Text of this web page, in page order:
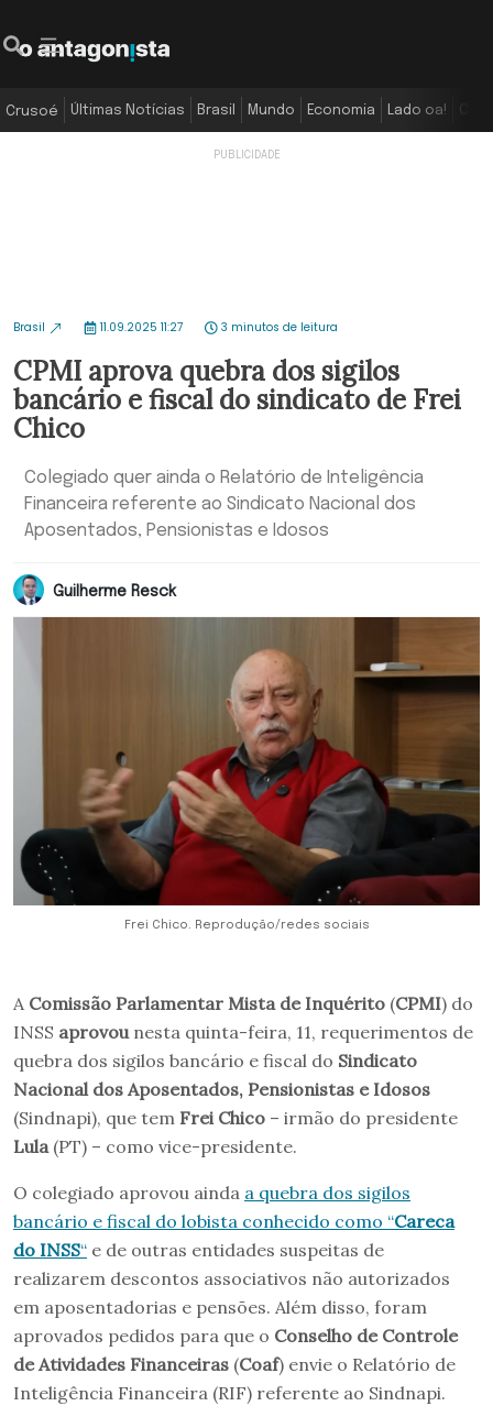
Crusoé Últimas Notícias Brasil Mundo Economia Lado oa!
Brasil 11.09.2025 11:27 3 minutos de leitura
CPMI aprova quebra dos sigilos
bancário e fiscal do sindicato de Frei
Chico
Colegiado quer ainda o Relatório de Inteligência
Financeira referente ao Sindicato Nacional dos
Aposentados, Pensionistas e Idosos
Guilherme Resck
Frei Chico. Reprodução/redes sociais
A Comissão Parlamentar Mista de Inquérito (CPMI) do
INSS aprovounesta quinta-feira, 11, requerimentos de
quebra dos sigilos bancário e fiscal do Sindicato
Nacional dos Aposentados, Pensionistas e Idosos
(Sindnapi), que tem Frei Chico – irmão do presidente
Lula(PT) – como vice-presidente.
O colegiado aprovou ainda a quebra dos sigilos
bancário e fiscal do lobista conhecido como “Careca
do INSS“ e de outras entidades suspeitas de
realizarem descontos associativos não autorizados
em aposentadorias e pensões. Além disso, foram
aprovados pedidos para que o Conselho de Controle
de Atividades Financeiras (Coaf) envie o Relatório de
Inteligência Financeira (RIF) referente ao Sindnapi.